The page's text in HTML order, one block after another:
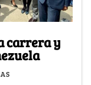
carrera y